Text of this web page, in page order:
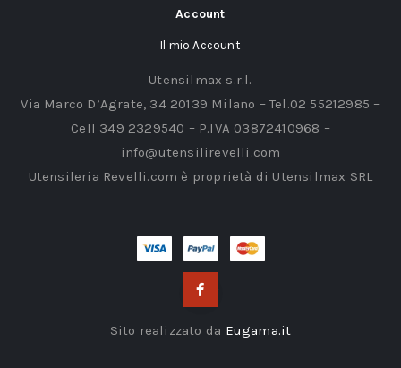
Account
Il mio Account
Utensilmax s.r.l.
Via Marco D’Agrate, 34 20139 Milano – Tel.02 55212985 –
Cell 349 2329540 – P.IVA 03872410968 –
info@utensilirevelli.com
Utensileria Revelli.com è proprietà di Utensilmax SRL
Sito realizzato da Eugama.it